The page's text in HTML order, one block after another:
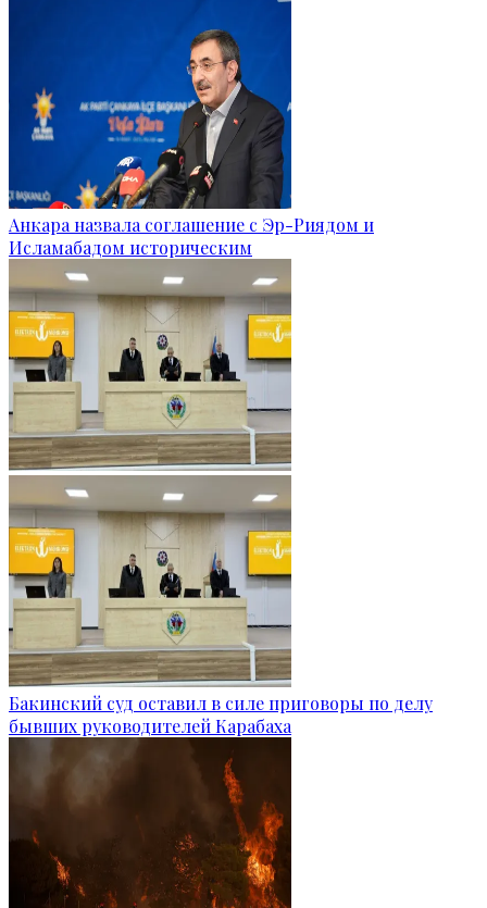
Анкара назвала соглашение с Эр-Риядом и
Исламабадом историческим
Бакинский суд оставил в силе приговоры по делу
бывших руководителей Карабаха